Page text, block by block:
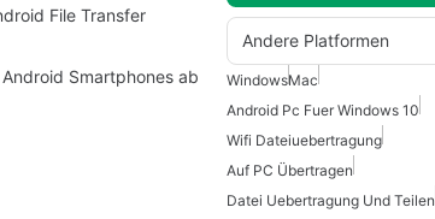
File Transfer
Andere Platformen
Smartphones ab
WindowsMac
Android Pc Fuer Windows 10
Wifi Dateiuebertragung
Auf PC Übertragen
Datei Uebertragung Und Teilen